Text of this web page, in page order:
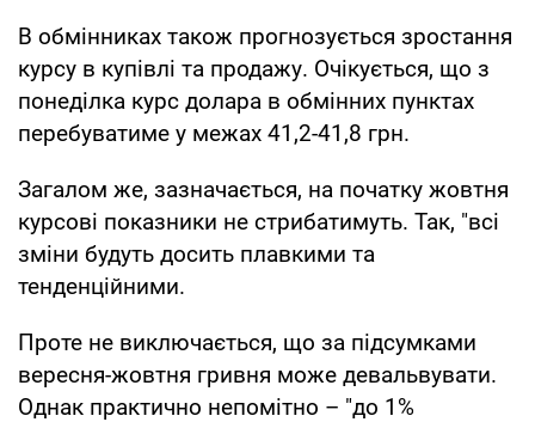
В обмінниках також прогнозується зростання
курсу в купівлі та продажу. Очікується, що з
понеділка курс долара в обмінних пунктах
перебуватиме у межах 41,2-41,8 грн.
Загалом же, зазначається, на початку жовтня
курсові показники не стрибатимуть. Так, "всі
зміни будуть досить плавкими та
тенденційними.
Проте не виключається, що за підсумками
вересня-жовтня гривня може девальвувати.
Однак практично непомітно – "до 1%